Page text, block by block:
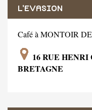
L'EVASION
Café à MONTOIR
16 RUE
BRETAGNE